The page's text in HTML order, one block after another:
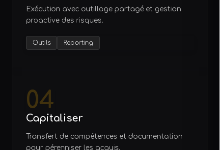
Exécution avec outillage partagé et gestion
proactive des risques.
Outils Reporting
04
Capitaliser
Transfert de compétences et documentation
pour pérenniser les acquis.